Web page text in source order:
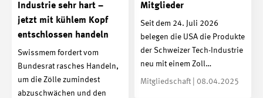
Mitglieder
Seit dem 24. Juli 2026
belegen die USA die Produkte
der Schweizer Tech-Industrie
neu mit einem Zoll…
Mitgliedschaft | 08.04.2025
Industrie sehr hart –
jetzt mit kühlem Kopf
entschlossen handeln
Swissmem fordert vom
Bundesrat rasches Handeln,
um die Zölle zumindest
abzuschwächen und den